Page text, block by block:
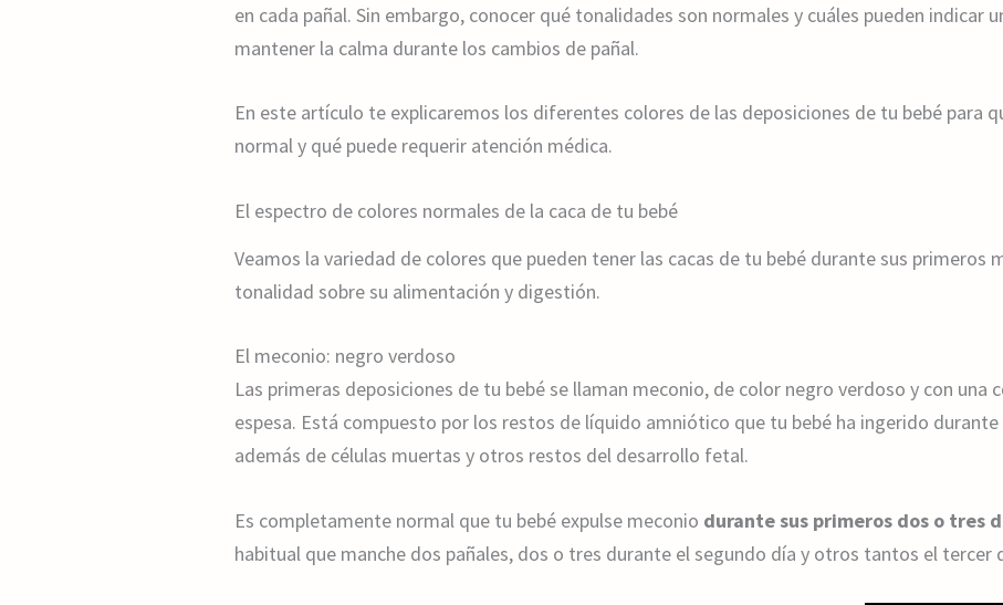
en cada pañal. Sin embargo, conocer qué tonalidades son normales y cuáles pueden indicar
mantener la calma durante los cambios de pañal.
En este artículo te explicaremos los diferentes colores de las deposiciones de tu bebé para
normal y qué puede requerir atención médica.
El espectro de colores normales de la caca de tu bebé
Veamos la variedad de colores que pueden tener las cacas de tu bebé durante sus primeros
tonalidad sobre su alimentación y digestión.
El meconio: negro verdoso
Las primeras deposiciones de tu bebé se llaman meconio, de color negro verdoso y con una
espesa. Está compuesto por los restos de líquido amniótico que tu bebé ha ingerido
además de células muertas y otros restos del desarrollo fetal.
Es completamente normal que tu bebé expulse meconio durante sus primeros dos o tres
habitual que manche dos pañales, dos o tres durante el segundo día y otros tantos el tercer